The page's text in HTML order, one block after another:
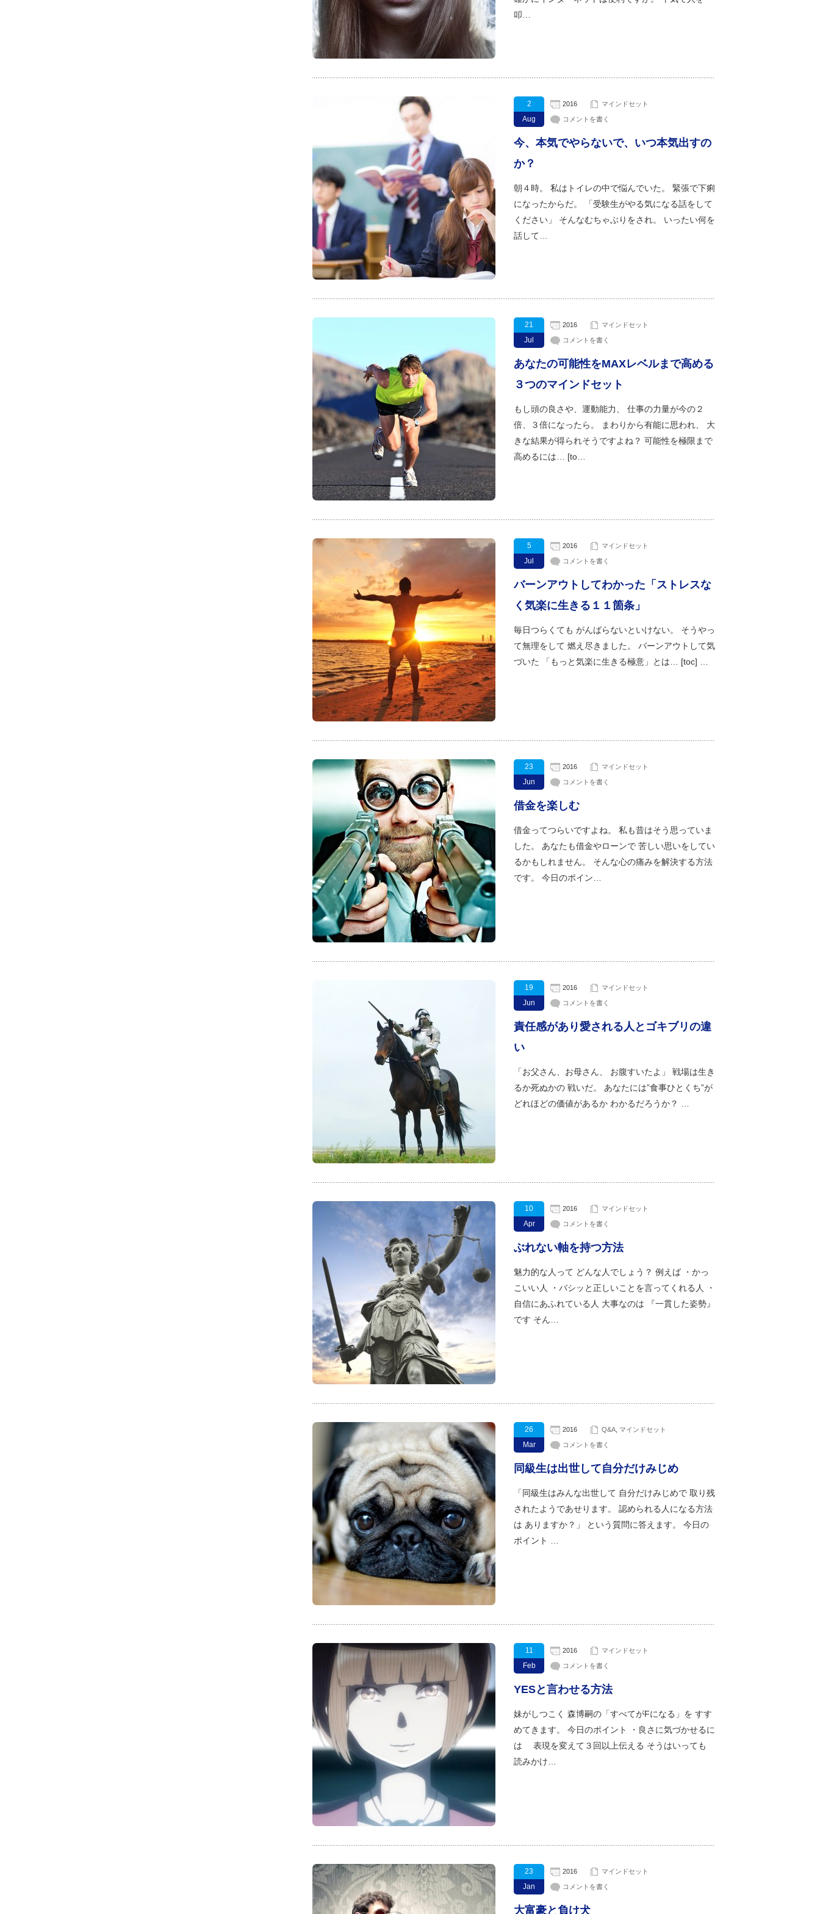
叩…
2
Aug
2016 マインドセット
コメントを書く
今、本気でやらないで、いつ本気出すの
か？
朝４時。 私はトイレの中で悩んでいた。 緊張で下痢
になったからだ。 「受験生がやる気になる話をして
ください」 そんなむちゃぶりをされ。 いったい何を
話して…
21
Jul
2016 マインドセット
コメントを書く
あなたの可能性をMAXレベルまで高める
３つのマインドセット
もし頭の良さや、運動能力、 仕事の力量が今の２
倍、３倍になったら。 まわりから有能に思われ、 大
きな結果が得られそうですよね？ 可能性を極限まで
高めるには… [to…
5
Jul
2016 マインドセット
コメントを書く
バーンアウトしてわかった「ストレスな
く気楽に生きる１１箇条」
毎日つらくても がんばらないといけない。 そうやっ
て無理をして 燃え尽きました。 バーンアウトして気
づいた 「もっと気楽に生きる極意」とは… [toc] …
23
Jun
2016 マインドセット
コメントを書く
借金を楽しむ
借金ってつらいですよね。 私も昔はそう思っていま
した。 あなたも借金やローンで 苦しい思いをしてい
るかもしれません。 そんな心の痛みを解決する方法
です。 今日のポイン…
19
Jun
2016 マインドセット
コメントを書く
責任感があり愛される人とゴキブリの違
い
「お父さん、お母さん、 お腹すいたよ」 戦場は生き
るか死ぬかの 戦いだ。 あなたには”食事ひとくち”が
どれほどの価値があるか わかるだろうか？ …
10
Apr
2016 マインドセット
コメントを書く
ぶれない軸を持つ方法
魅力的な人って どんな人でしょう？ 例えば ・かっ
こいい人 ・バシッと正しいことを言ってくれる人 ・
自信にあふれている人 大事なのは 『一貫した姿勢』
です そん…
26
Mar
2016 Q&A マインドセット
コメントを書く
同級生は出世して自分だけみじめ
「同級生はみんな出世して 自分だけみじめで 取り残
されたようであせります。 認められる人になる方法
は ありますか？」 という質問に答えます。 今日の
ポイント …
11
Feb
2016 マインドセット
コメントを書く
YESと言わせる方法
妹がしつこく 森博嗣の「すべてがFになる」を すす
めてきます。 今日のポイント ・良さに気づかせるに
は 表現を変えて３回以上伝える そうはいっても
読みかけ…
23
Jan
2016 マインドセット
コメントを書く
大富豪と負け犬